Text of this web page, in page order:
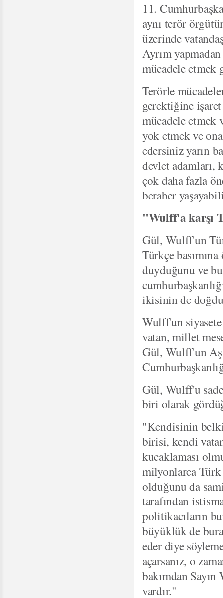
11.
aynı terör
üzerinde
Ayrım
mücadele etmek
Terörle
gerektiğine
mücadele etmek
yok etmek ve
edersiniz yarın
devlet
çok daha fazla
beraber
"Wulff'a karşı
Gül, Wulff'un
Türkçe
duyduğunu ve
ikisinin de
Wulff'un siyasete
vatan, millet
Gül, Wulff'un
Gül, Wulff'u
biri olarak
"Kendisinin belki
birisi, kendi
kucaklaması
milyonlarca Türk
olduğunu da
tarafından
politikacıların
büyüklük de
eder diye
açarsanız, o
bakımdan
vardır."